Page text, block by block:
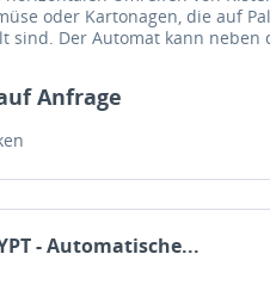
oder Kartonagen, die auf
sind. Der Automat kann neben
Anfrage
- Automatische...